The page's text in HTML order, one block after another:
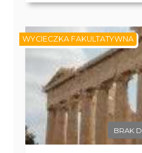
BRAK
WYCIECZKA FAKULTATYWNA